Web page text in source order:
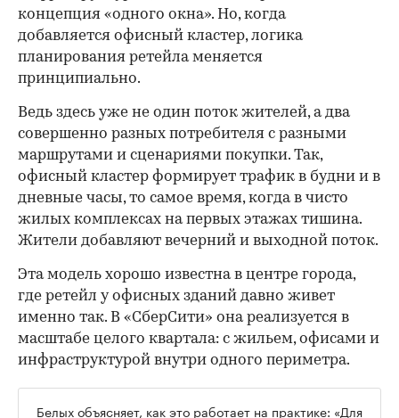
концепция «одного окна». Но, когда
добавляется офисный кластер, логика
планирования ретейла меняется
принципиально.
Ведь здесь уже не один поток жителей, а два
совершенно разных потребителя с разными
маршрутами и сценариями покупки. Так,
офисный кластер формирует трафик в будни и в
дневные часы, то самое время, когда в чисто
жилых комплексах на первых этажах тишина.
Жители добавляют вечерний и выходной поток.
Эта модель хорошо известна в центре города,
где ретейл у офисных зданий давно живет
именно так. В «СберСити» она реализуется в
масштабе целого квартала: с жильем, офисами и
инфраструктурой внутри одного периметра.
Белых объясняет, как это работает на практике: «Для